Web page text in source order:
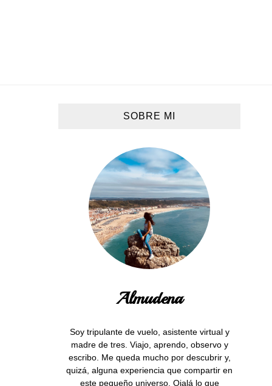
SOBRE MI
Almudena
Soy tripulante de vuelo, asistente virtual y
madre de tres. Viajo, aprendo, observo y
escribo. Me queda mucho por descubrir y,
quizá, alguna experiencia que compartir en
este pequeño universo. Ojalá lo que